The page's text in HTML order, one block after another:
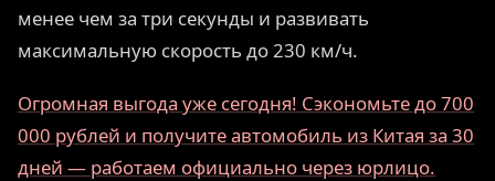
менее чем за три секунды и развивать
максимальную скорость до 230 км/ч.
Огромная выгода уже сегодня! Сэкономьте до 700
000 рублей и получите автомобиль из Китая за 30
дней — работаем официально через юрлицо.